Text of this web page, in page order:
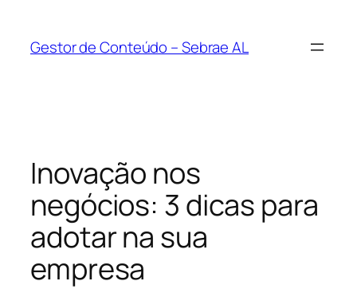
Gestor de Conteúdo – Sebrae AL
Inovação nos
negócios: 3 dicas para
adotar na sua
empresa